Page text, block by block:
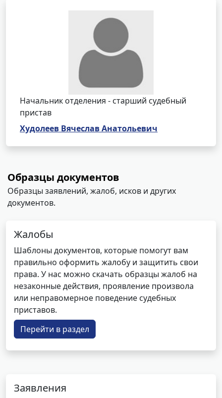
Начальник отделения - старший судебный
пристав
Худолеев Вячеслав Анатольевич
Образцы документов
Образцы заявлений, жалоб, исков и других
документов.
Жалобы
Шаблоны документов, которые помогут вам
правильно оформить жалобу и защитить свои
права. У нас можно скачать образцы жалоб на
незаконные действия, проявление произвола
или неправомерное поведение судебных
приставов.
Перейти в раздел
Заявления